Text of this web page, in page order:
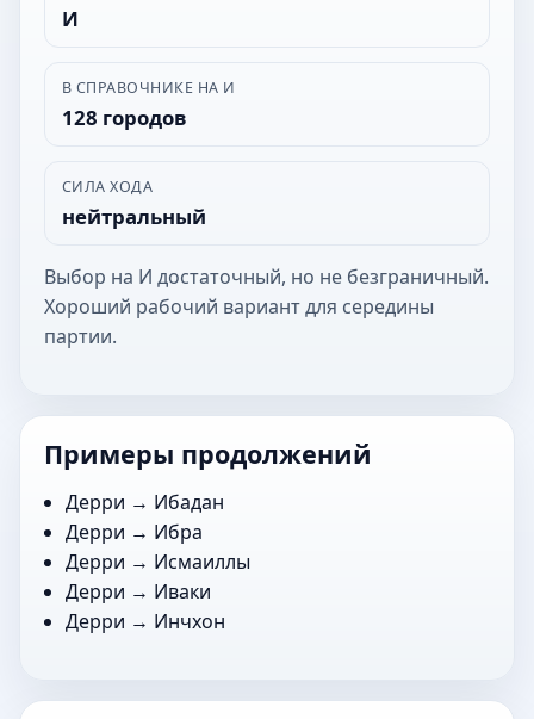
И
В СПРАВОЧНИКЕ НА И
128 городов
СИЛА ХОДА
нейтральный
Выбор на И достаточный, но не безграничный.
Хороший рабочий вариант для середины
партии.
Примеры продолжений
Дерри → Ибадан
Дерри → Ибра
Дерри → Исмаиллы
Дерри → Иваки
Дерри → Инчхон